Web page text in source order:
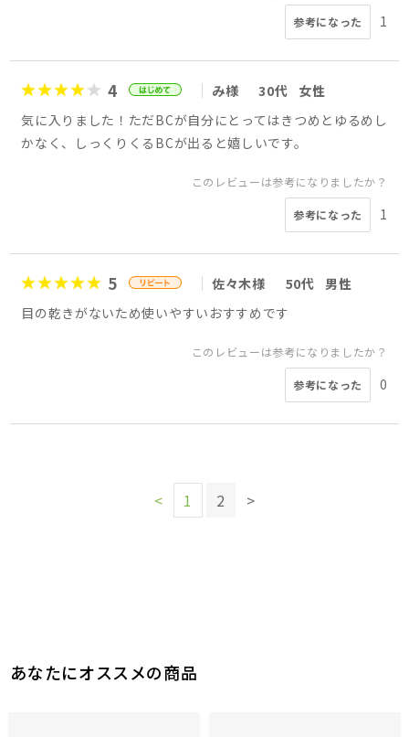
参考になった 1
4 み様 30代
女性
気に入りました！ただBCが自分にとってはきつめとゆるめし
かなく、しっくりくるBCが出ると嬉しいです。
このレビューは参考になりましたか？
参考になった 1
5 佐々木様 50代
男性
目の乾きがないため使いやすいおすすめです
このレビューは参考になりましたか？
参考になった 0
< 1 2 >
あなたにオススメの商品